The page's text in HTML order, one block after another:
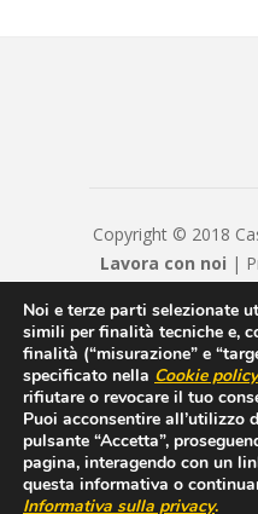
Copyright © 2018
Lavora con noi |
Hyppocratica
Sole - Cap. Soc. €
208814 - P.IVA/
direzione e
Clinico
Noi e terze parti selezionate
simili per finalità tecniche e,
finalità (“misurazione” e
specificato nella Cookie policy
rifiutare o revocare il tuo
Puoi acconsentire
pulsante “Accetta”,
pagina, interagendo con un
questa informativa o
Informativa sulla privacy.